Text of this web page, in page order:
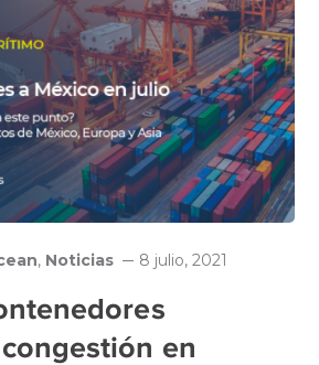
, Noticias 8 julio, 2021
en